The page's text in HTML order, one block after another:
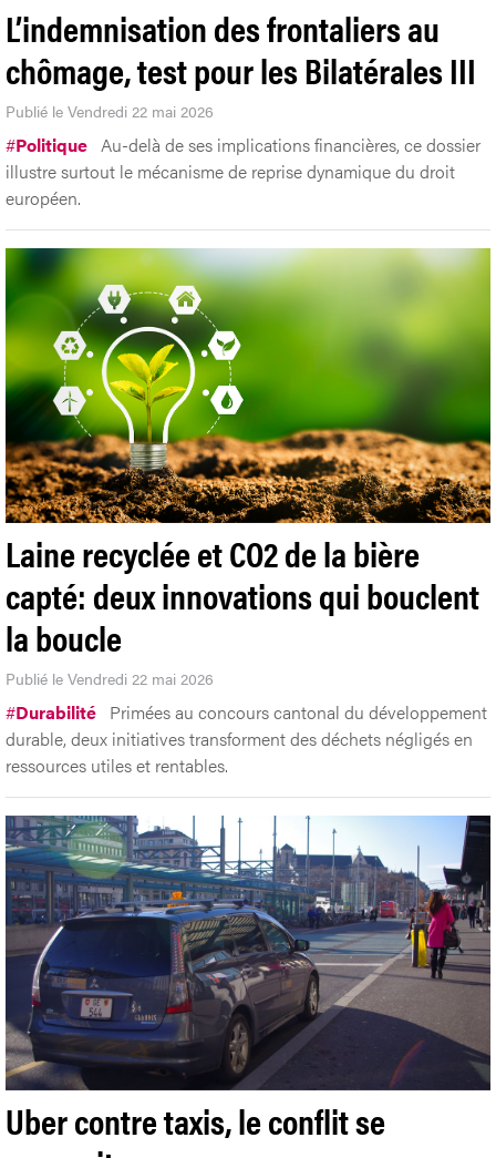
L’indemnisation des frontaliers au
chômage, test pour les Bilatérales III
Publié le Vendredi 22 mai 2026
#Politique Au-delà de ses implications financières, ce dossier
illustre surtout le mécanisme de reprise dynamique du droit
européen.
Laine recyclée et CO2 de la bière
capté: deux innovations qui bouclent
la boucle
Publié le Vendredi 22 mai 2026
#Durabilité Primées au concours cantonal du développement
durable, deux initiatives transforment des déchets négligés en
ressources utiles et rentables.
Uber contre taxis, le conflit se